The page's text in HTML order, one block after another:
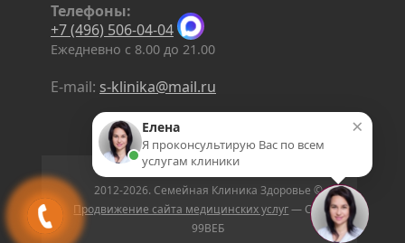
Телефоны:
+7 (496) 506-04-04
Ежедневно с 8.00 до 21.00
E-mail: s-klinika@mail.ru
2012-2026. Семейная Клиника Здоровье ©
Продвижение сайта медицинских услуг— Студия
99ВЕБ
×
Елена
Я проконсультирую Вас по всем
услугам клиники